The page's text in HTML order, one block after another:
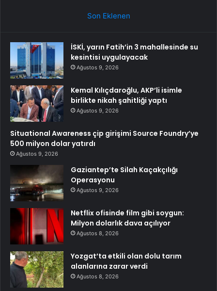
Son Eklenen
İSKİ, yarın Fatih’in 3 mahallesinde su
kesintisi uygulayacak
Ağustos 9, 2026
Kemal Kılıçdaroğlu, AKP’li isimle
birlikte nikah şahitliği yaptı
Ağustos 9, 2026
Situational Awareness çip girişimi Source Foundry’ye
500 milyon dolar yatırdı
Ağustos 9, 2026
Gaziantep’te Silah Kaçakçılığı
Operasyonu
Ağustos 9, 2026
Netflix ofisinde film gibi soygun:
Milyon dolarlık dava açılıyor
Ağustos 8, 2026
Yozgat’ta etkili olan dolu tarım
alanlarına zarar verdi
Ağustos 8, 2026